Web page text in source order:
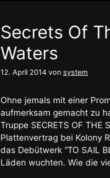
Secrets Of
Waters
12. April 2014 von system
Ohne jemals mit einer
aufmerksam gemacht zu
Truppe SECRETS OF
Plattenvertrag bei Kolony
das Debütwerk “TO SAIL
Läden wuchten. Wie die